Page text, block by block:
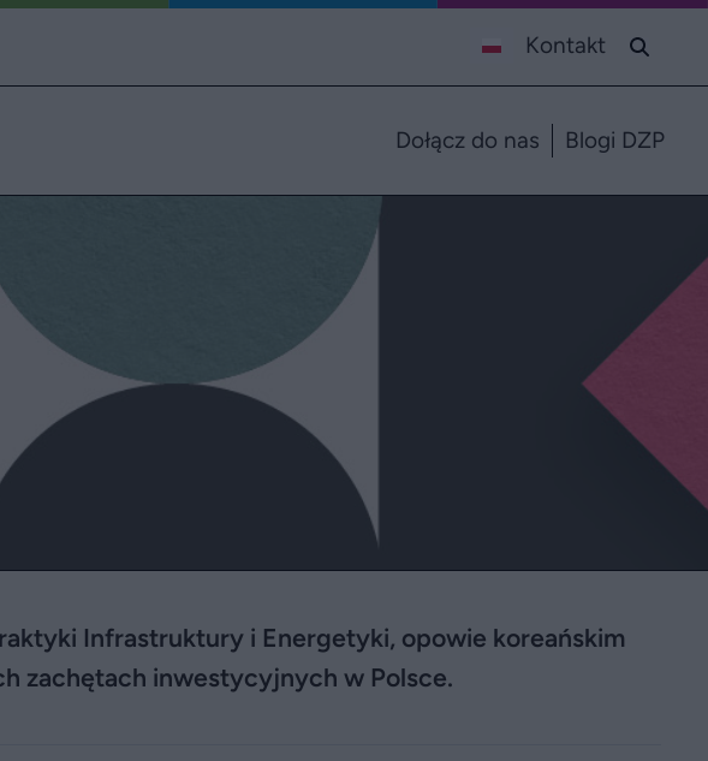
Kontakt
Dołącz do nas Blogi DZP
Infrastruktury i Energetyki, opowie koreańskim
zachętach inwestycyjnych w Polsce.